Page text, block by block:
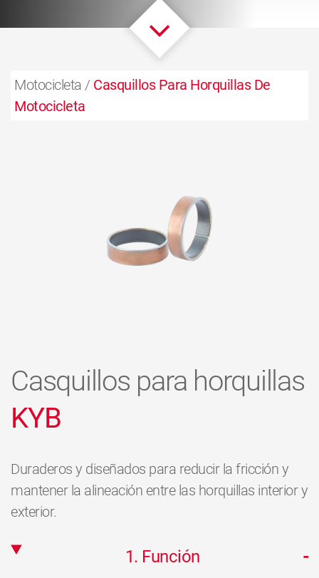
Motocicleta / Casquillos Para Horquillas De
Motocicleta
Casquillos para horquillas
KYB
Duraderos y diseñados para reducir la fricción y
mantener la alineación entre las horquillas interior y
exterior.
1. Función